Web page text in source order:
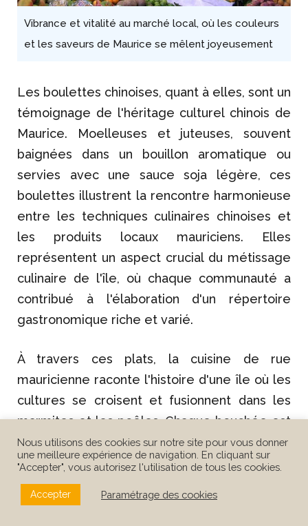
Vibrance et vitalité au marché local, où les couleurs
et les saveurs de Maurice se mêlent joyeusement
Les boulettes chinoises, quant à elles, sont un
témoignage de l'héritage culturel chinois de
Maurice. Moelleuses et juteuses, souvent
baignées dans un bouillon aromatique ou
servies avec une sauce soja légère, ces
boulettes illustrent la rencontre harmonieuse
entre les techniques culinaires chinoises et
les produits locaux mauriciens. Elles
représentent un aspect crucial du métissage
culinaire de l'île, où chaque communauté a
contribué à l'élaboration d'un répertoire
gastronomique riche et varié.
À travers ces plats, la cuisine de rue
mauricienne raconte l'histoire d'une île où les
cultures se croisent et fusionnent dans les
marmites et les poêles. Chaque bouchée est
une découverte, un récit gustatif de l'Île
Maurice, offrant aux gourmets et aux curieux
un aperçu intime de son âme.
Nous utilisons des cookies sur notre site pour vous donner
une meilleure expérience de navigation. En cliquant sur
"Accepter", vous autorisez l'utilisation de tous les cookies.
Accepter Paramétrage des cookies